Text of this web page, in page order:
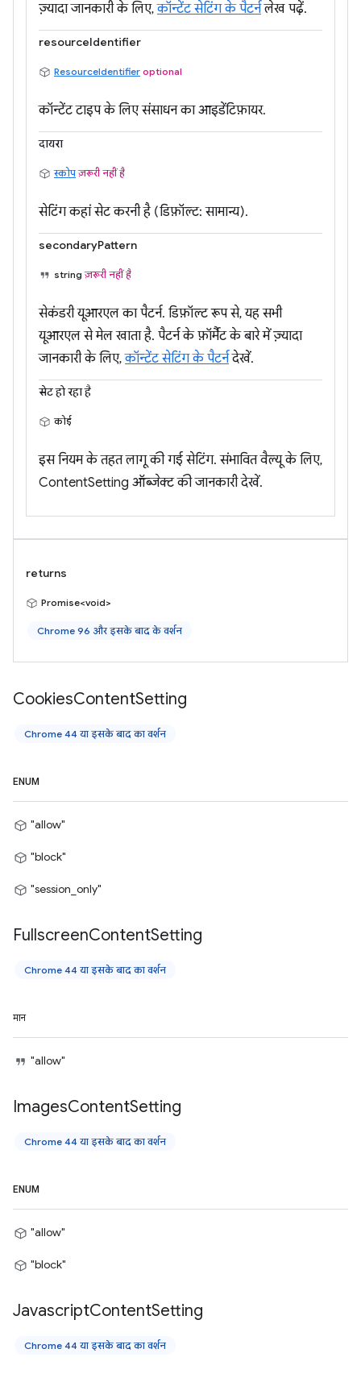
ज़्यादा जानकारी के लिए,कॉन्टेंट सेटिंग के पैटर्नलेख पढ़ें.
resourceIdentifier
ResourceIdentifier optional
कॉन्टेंट टाइप के लिए संसाधन का आइडेंटिफ़ायर.
दायरा
स्कोप ज़रूरी नहीं है
सेटिंग कहां सेट करनी है (डिफ़ॉल्ट: सामान्य).
secondaryPattern
stringज़रूरी नहीं है
सेकंडरी यूआरएल का पैटर्न. डिफ़ॉल्ट रूप से, यह सभी
यूआरएल से मेल खाता है. पैटर्न के फ़ॉर्मैट के बारे में ज़्यादा
जानकारी के लिए,कॉन्टेंट सेटिंग के पैटर्नदेखें.
सेट हो रहा है
कोई
इस नियम के तहत लागू की गई सेटिंग. संभावित वैल्यू के लिए,
ContentSetting ऑब्जेक्ट की जानकारी देखें.
returns
Promise<void>
Chrome 96 और इसके बाद के वर्शन
CookiesContentSetting
Chrome 44 या इसके बाद का वर्शन
ENUM
"allow"
"block"
"session_only"
FullscreenContentSetting
Chrome 44 या इसके बाद का वर्शन
मान
"allow"
ImagesContentSetting
Chrome 44 या इसके बाद का वर्शन
ENUM
"allow"
"block"
JavascriptContentSetting
Chrome 44 या इसके बाद का वर्शन